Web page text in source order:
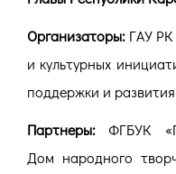
Организаторы: ГАУ
и культурных
поддержки и
Партнеры: ФГБУК
Дом народного